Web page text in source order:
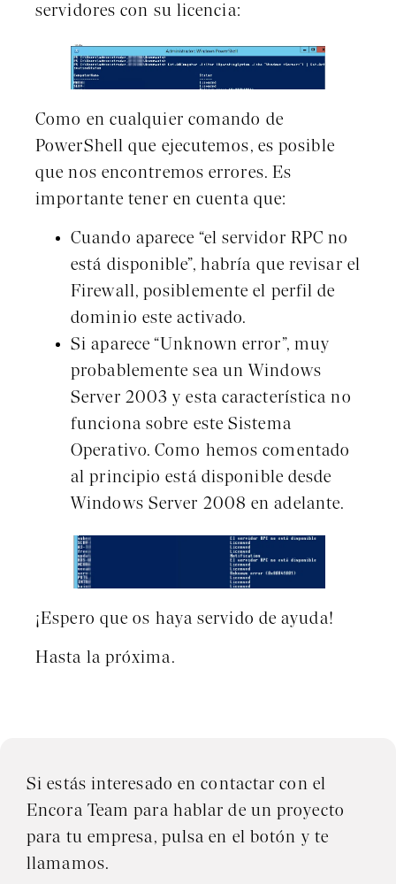
servidores con su licencia:
Como en cualquier comando de
PowerShell que ejecutemos, es posible
que nos encontremos errores. Es
importante tener en cuenta que:
Cuando aparece “el servidor RPC no
está disponible”, habría que revisar el
Firewall, posiblemente el perfil de
dominio este activado.
Si aparece “Unknown error”, muy
probablemente sea un Windows
Server 2003 y esta característica no
funciona sobre este Sistema
Operativo. Como hemos comentado
al principio está disponible desde
Windows Server 2008 en adelante.
¡Espero que os haya servido de ayuda!
Hasta la próxima.
Si estás interesado en contactar con el
Encora Team para hablar de un proyecto
para tu empresa, pulsa en el botón y te
llamamos.